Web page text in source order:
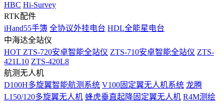
HBC Hi-Survey
RTK配件
iHand55手簿 全协议外挂电台 HDL全能星电台
中海达全站仪
HOT ZTS-720安卓智能全站仪 ZTS-710安卓智能全站仪 ZTS-
421L10 ZTS-420L8
航测无人机
D100H多旋翼智能航测系统 V100固定翼无人机系统 龙腾
L150/120多旋翼无人机 蜂虎垂直起降固定翼无人机 R4M测绘